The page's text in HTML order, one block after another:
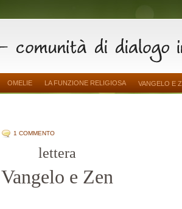
OMELIE LA FUNZIONE RELIGIOSA VANGELO E
1 COMMENTO
lettera
Vangelo e Zen